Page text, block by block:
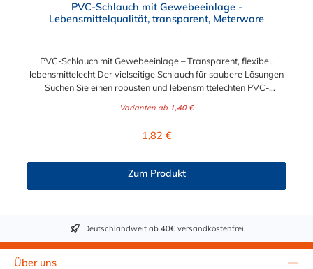
PVC-Schlauch mit Gewebeeinlage -
Lebensmittelqualität, transparent, Meterware
PVC-Schlauch mit Gewebeeinlage – Transparent, flexibel,
lebensmittelecht Der vielseitige Schlauch für saubere Lösungen
Suchen Sie einen robusten und lebensmittelechten PVC-
oder Gastronomie? Unser transparenter PVC-Schlauch mit
Meterware für maximale Flexibilität. Geprüfte Qualität für
Innenseele und Außendecke aus PVC sowie einer
stabilisierenden Textil-Gewebeeinlage. Er wird TÜV-geprüft
und LABS-frei produziert. In der transparenten und
B, C). Nur der Typ transparent erfüllt darüber hinaus KTW-C
sowie FDA 175.300. Verfügbare Schlauchinnendurchmesser: 4
mm 6 mm 9 mm 13 mm 16 mm 19 mm 25 mm Für Wasser,
Varianten ab 1,40 €
Regulärer Preis:
1,82 €
Zum Produkt
Deutschlandweit ab 40€ versandkostenfrei
Über uns